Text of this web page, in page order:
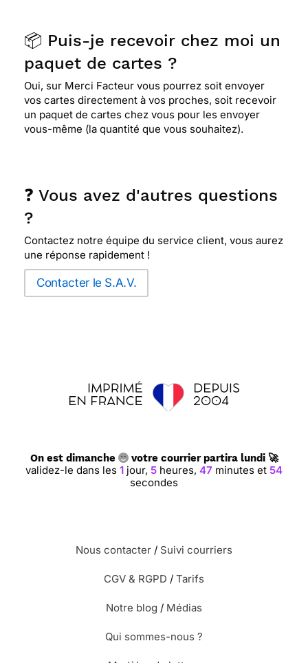
📦 Puis-je recevoir chez moi un
paquet de cartes ?
Oui, sur Merci Facteur vous pourrez soit envoyer
vos cartes directement à vos proches, soit recevoir
un paquet de cartes chez vous pour les envoyer
vous-même (la quantité que vous souhaitez).
❓ Vous avez d'autres questions
?
Contactez notre équipe du service client, vous aurez
une réponse rapidement !
Contacter le S.A.V.
On est dimanche votre courrier partira lundi 🚀
validez-le dans les 1 jour, 5 heures, 47 minutes et 53
secondes
Nous contacter / Suivi courriers
CGV & RGPD / Tarifs
Notre blog / Médias
Qui sommes-nous ?